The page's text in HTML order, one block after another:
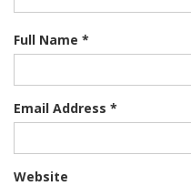
Full Name *
Email Address *
Website